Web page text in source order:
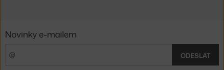
Novinky e-mailem
ODESLAT